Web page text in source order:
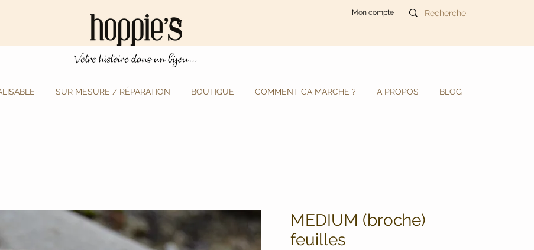
Mon compte
SUR MESURE / RÉPARATION BOUTIQUE COMMENT CA MARCHE ? A PROPOS BLOG
MEDIUM (broche)
feuilles